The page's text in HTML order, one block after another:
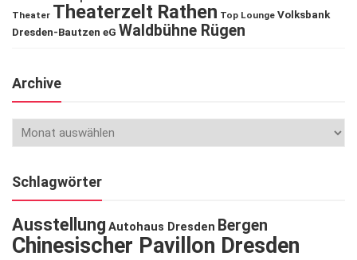
Theater Theaterzelt Rathen Top Lounge Volksbank
Dresden-Bautzen eG Waldbühne Rügen
Archive
Schlagwörter
Ausstellung Autohaus Dresden Bergen
Chinesischer Pavillon Dresden